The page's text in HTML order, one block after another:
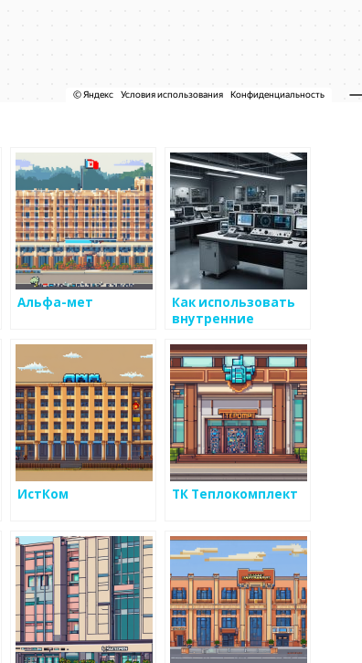
Альфа-мет
Как использовать
внутренние
повышения
степени
использования
металоизделий
ИстКом ТК Теплокомплект